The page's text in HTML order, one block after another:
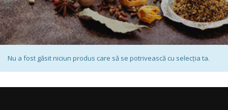
Nu a fost găsit niciun produs care să se potrivească cu selecția ta.